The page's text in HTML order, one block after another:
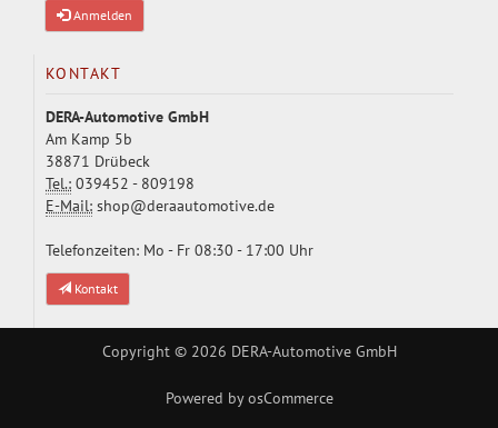
Anmelden
KONTAKT
DERA-Automotive GmbH
Am Kamp 5b
38871 Drübeck
Tel.: 039452 - 809198
E-Mail: shop@deraautomotive.de
Telefonzeiten: Mo - Fr 08:30 - 17:00 Uhr
Kontakt
Copyright © 2026 DERA-Automotive GmbH
Powered byosCommerce